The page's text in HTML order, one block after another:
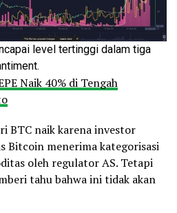
level tertinggi dalam tiga
Naik 40% di Tengah
BTC naik karena investor
Bitcoin menerima kategorisasi
oleh regulator AS. Tetapi
tahu bahwa ini tidak akan